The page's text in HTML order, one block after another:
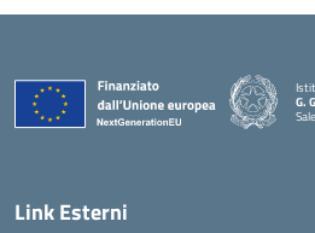
G.
Link Esterni